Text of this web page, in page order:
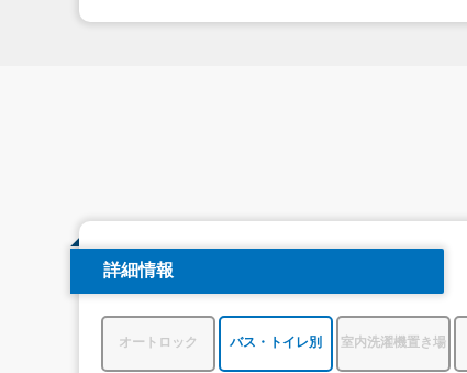
詳細情報
オートロック バス・トイレ別 室内洗濯機置き場